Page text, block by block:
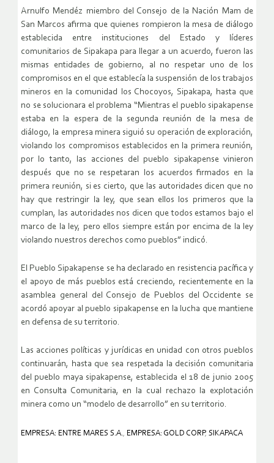
Arnulfo Mendéz miembro del Consejo de la Nación Mam de
San Marcos afirma que quienes rompieron la mesa de diálogo
establecida entre instituciones del Estado y líderes
comunitarios de Sipakapa para llegar a un acuerdo, fueron las
mismas entidades de gobierno, al no respetar uno de los
compromisos en el que establecía la suspensión de los trabajos
mineros en la comunidad los Chocoyos, Sipakapa, hasta que
no se solucionara el problema “Mientras el pueblo sipakapense
estaba en la espera de la segunda reunión de la mesa de
diálogo, la empresa minera siguió su operación de exploración,
violando los compromisos establecidos en la primera reunión,
por lo tanto, las acciones del pueblo sipakapense vinieron
después que no se respetaran los acuerdos firmados en la
primera reunión, si es cierto, que las autoridades dicen que no
hay que restringir la ley, que sean ellos los primeros que la
cumplan, las autoridades nos dicen que todos estamos bajo el
marco de la ley, pero ellos siempre están por encima de la ley
violando nuestros derechos como pueblos” indicó.
El Pueblo Sipakapense se ha declarado en resistencia pacífica y
el apoyo de más pueblos está creciendo, recientemente en la
asamblea general del Consejo de Pueblos del Occidente se
acordó apoyar al pueblo sipakapense en la lucha que mantiene
en defensa de su territorio.
Las acciones políticas y jurídicas en unidad con otros pueblos
continuarán, hasta que sea respetada la decisión comunitaria
del pueblo maya sipakapense, establecida el 18 de junio 2005
en Consulta Comunitaria, en la cual rechazo la explotación
minera como un “modelo de desarrollo” en su territorio.
EMPRESA: ENTRE MARES S.A., EMPRESA: GOLD CORP, SIKAPACA